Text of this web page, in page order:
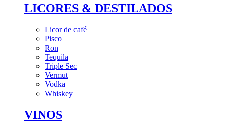
LICORES & DESTILADOS
Licor de café
Pisco
Ron
Tequila
Triple Sec
Vermut
Vodka
Whiskey
VINOS